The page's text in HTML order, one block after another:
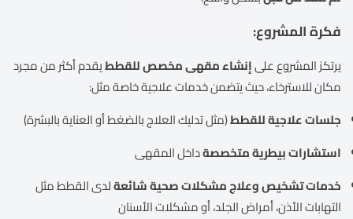
فكرة المشروع:
يرتكز المشروع علىإنشاء مقهى مخصص للقططيقدم أكثر من مجرد
مكان للاسترخاء، حيث يتضمن خدمات علاجية خاصة مثل:
جلسات علاجية للقطط(مثل تدليك العلاج بالضغط أو العناية بالبشرة)
استشارات بيطرية متخصصةداخل المقهى
خدمات تشخيص وعلاج مشكلات صحية شائعةلدى القطط مثل
التهابات الأذن، أمراض الجلد، أو مشكلات الأسنان